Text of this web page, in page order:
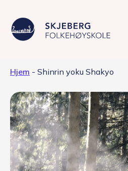
Livet på skolen
Skolen
Kontakt
Hjem - Shinrin yoku Shakyo